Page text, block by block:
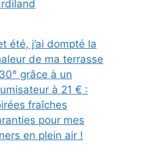
été, j’ai dompté la
de ma terrasse
grâce à un
à 21 € :
fraîches
pour mes
en plein air !